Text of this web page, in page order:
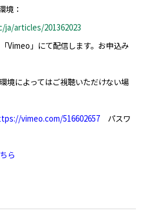
境：
articles/201362023
Vimeo」にて配信します。お申込み
境によってはご視聴いただけない場
vimeo.com/516602657パスワ
ら